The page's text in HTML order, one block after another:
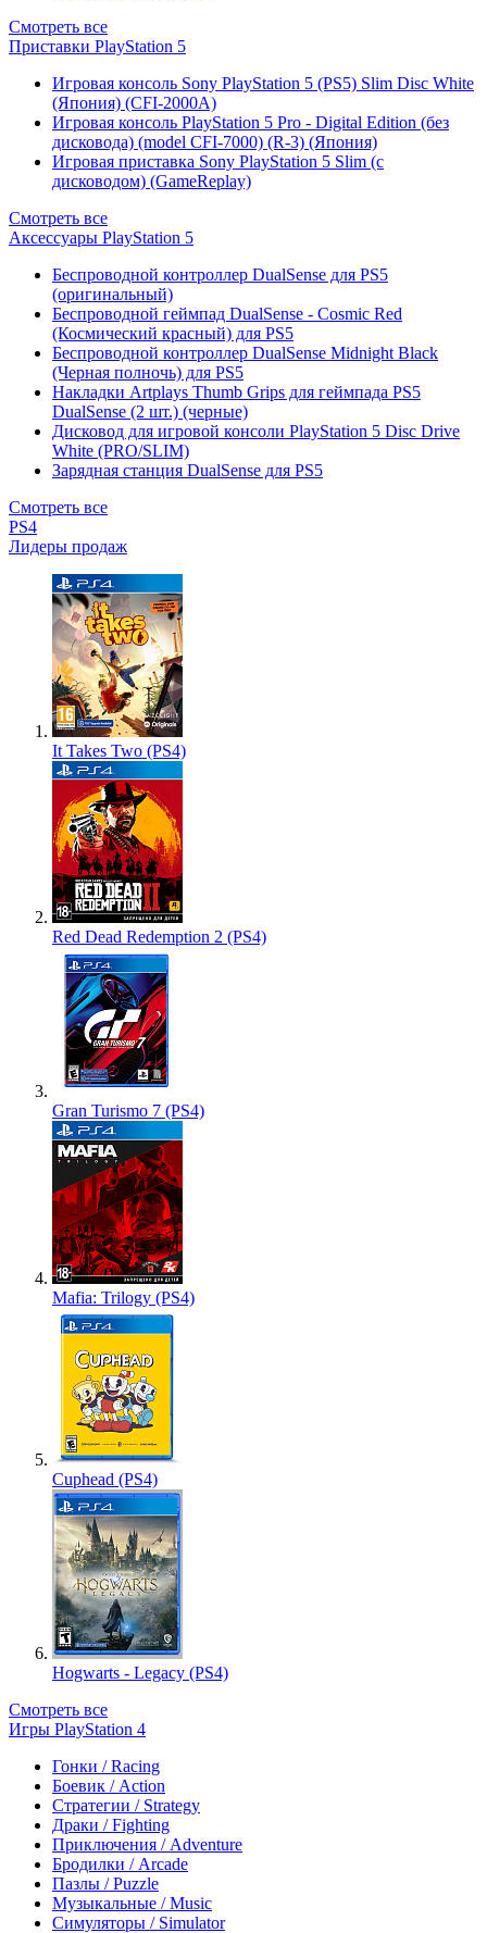
Смотреть все
Приставки PlayStation 5
Игровая консоль Sony PlayStation 5 (PS5) Slim Disc White
(Япония) (CFI-2000A)
Игровая консоль PlayStation 5 Pro - Digital Edition (без
дисковода) (model CFI-7000) (R-3) (Япония)
Игровая приставка Sony PlayStation 5 Slim (с
дисководом) (GameReplay)
Смотреть все
Аксессуары PlayStation 5
Беспроводной контроллер DualSense для PS5
(оригинальный)
Беспроводной геймпад DualSense - Cosmic Red
(Космический красный) для PS5
Беспроводной контроллер DualSense Midnight Black
(Черная полночь) для PS5
Накладки Artplays Thumb Grips для геймпада PS5
DualSense (2 шт.) (черные)
Дисковод для игровой консоли PlayStation 5 Disc Drive
White (PRO/SLIM)
Зарядная станция DualSense для PS5
Смотреть все
PS4
Лидеры продаж
It Takes Two (PS4)
Red Dead Redemption 2 (PS4)
Gran Turismo 7 (PS4)
Mafia: Trilogy (PS4)
Cuphead (PS4)
Hogwarts - Legacy (PS4)
Смотреть все
Игры PlayStation 4
Гонки / Racing
Боевик / Action
Стратегии / Strategy
Драки / Fighting
Приключения / Adventure
Бродилки / Arcade
Пазлы / Puzzle
Музыкальные / Music
Симуляторы / Simulator